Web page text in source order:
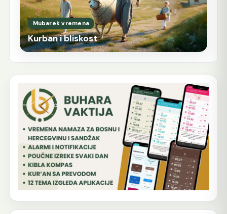
Mubarek vremena
Kurban i bliskost